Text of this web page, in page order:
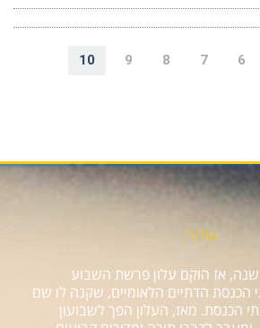
6
7
8
9
10
אודות
הכל התחיל לפני 25 שנה, אז הוקם עלון פרשת השבוע
הכנסת הדתיים הלאומיים, שקנה לו שם
הכנסת. מאז, העלון הפך לשבועון